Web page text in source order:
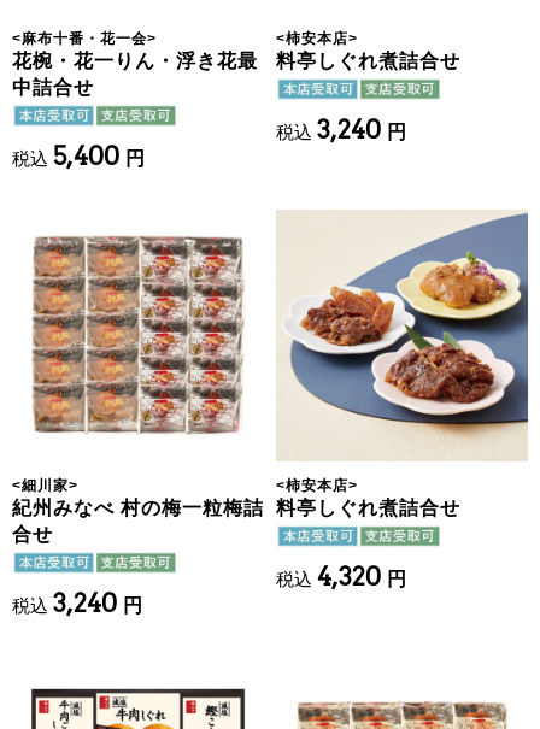
<麻布十番・花一会>
花椀・花一りん・浮き花最
中詰合せ
税込 5,400 円
<柿安本店>
料亭しぐれ煮詰合せ
税込 3,240 円
<細川家>
紀州みなべ 村の梅一粒梅詰
合せ
税込 3,240 円
<柿安本店>
料亭しぐれ煮詰合せ
税込 4,320 円